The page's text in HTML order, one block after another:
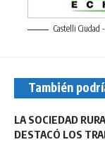
Castelli Ciudad
También
LA SOCIEDAD
DESTACÓ LOS